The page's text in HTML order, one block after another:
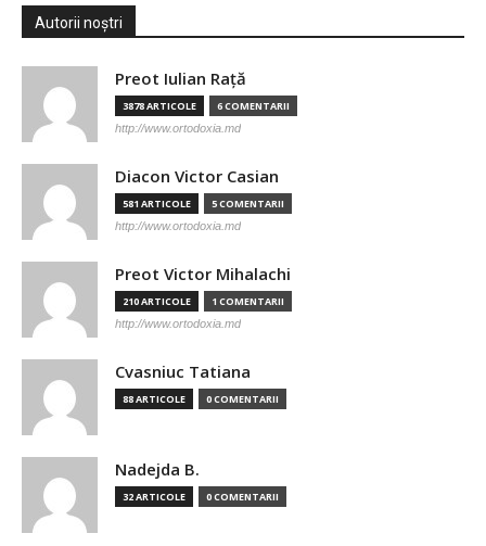
Autorii noștri
Preot Iulian Raţă
3878 ARTICOLE 6 COMENTARII
http://www.ortodoxia.md
Diacon Victor Casian
581 ARTICOLE 5 COMENTARII
http://www.ortodoxia.md
Preot Victor Mihalachi
210 ARTICOLE 1 COMENTARII
http://www.ortodoxia.md
Cvasniuc Tatiana
88 ARTICOLE 0 COMENTARII
Nadejda B.
32 ARTICOLE 0 COMENTARII